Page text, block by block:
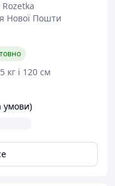
в мозку,
ефектом і
Нової Пошти
кг і 120 см
умови)